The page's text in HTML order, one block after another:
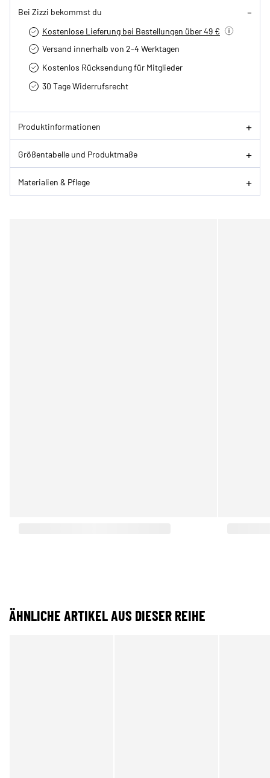
Bei Zizzi bekommst du
Kostenlose Lieferung bei Bestellungen über 49 €
Versand innerhalb von 2-4 Werktagen
Kostenlos Rücksendung für Mitglieder
30 Tage Widerrufsrecht
Produktinformationen
Größentabelle und Produktmaße
Materialien & Pflege
ÄHNLICHE ARTIKEL AUS DIESER REIHE